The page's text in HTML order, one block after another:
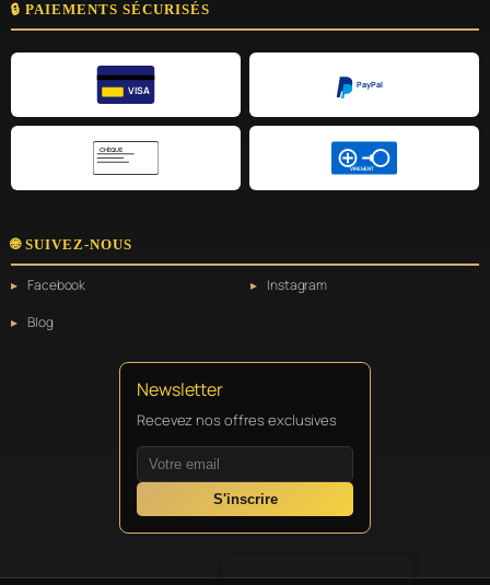
🔒 PAIEMENTS SÉCURISÉS
VISA
PayPal
CHÈQUE
VIREMENT
🌐 SUIVEZ-NOUS
Facebook
Instagram
Blog
Newsletter
Recevez nos offres exclusives
S'inscrire